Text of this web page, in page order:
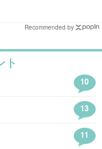
Recommended by